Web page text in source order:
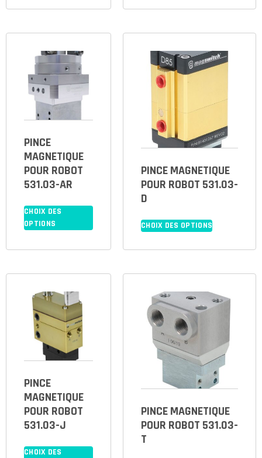
PINCE
MAGNETIQUE
POUR ROBOT
531.03-AR
CHOIX DES
OPTIONS
PINCE MAGNETIQUE
POUR ROBOT 531.03-
D
CHOIX DES OPTIONS
PINCE
MAGNETIQUE
POUR ROBOT
531.03-J
CHOIX DES
PINCE MAGNETIQUE
POUR ROBOT 531.03-
T